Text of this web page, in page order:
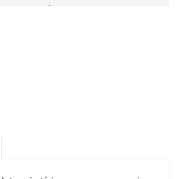
2000kgs
600 kgs